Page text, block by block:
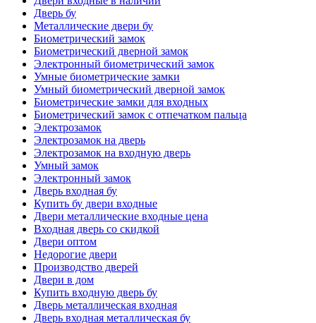
Дверь бу
Металлические двери бу
Биометрический замок
Биометрический дверной замок
Электронный биометрический замок
Умные биометрические замки
Умный биометрический дверной замок
Биометрические замки для входных
Биометрический замок с отпечатком пальца
Электрозамок
Электрозамок на дверь
Электрозамок на входную дверь
Умный замок
Электронный замок
Дверь входная бу
Купить бу двери входные
Двери металлические входные цена
Входная дверь со скидкой
Двери оптом
Недорогие двери
Производство дверей
Двери в дом
Купить входную дверь бу
Дверь металлическая входная
Дверь входная металлическая бу